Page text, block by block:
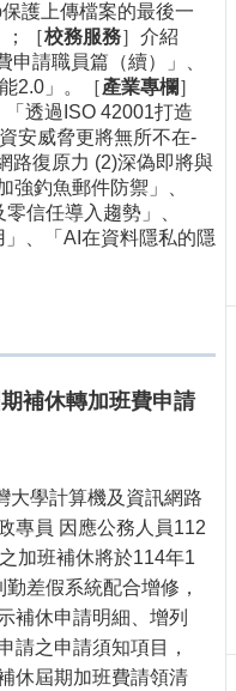
護上傳檔案的最後一
；［校務服務］介紹
申請職員篇（續）」、
2.0」。［產業專欄］
透過ISO 42001打造
安威脅更將無所不在-
路復原力 (2)深偽即將與
強釣魚郵件防禦」、
信任導入趨勢」、
」、「AI在資料隱私的隱
補休轉加班費申請
大學計算機及資訊網路
專員 因應公務人員112
加班補休將於114年1
差假系統配合增修，
補休申請明細、增列
請之申請須知項目，
休屆期加班費請領清